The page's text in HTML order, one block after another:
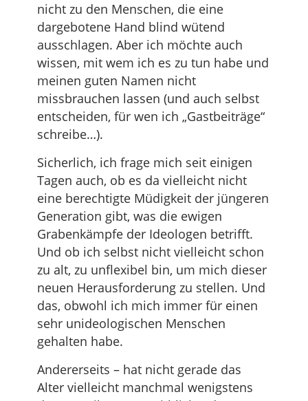
nicht zu den Menschen, die eine
dargebotene Hand blind wütend
ausschlagen. Aber ich möchte auch
wissen, mit wem ich es zu tun habe und
meinen guten Namen nicht
missbrauchen lassen (und auch selbst
entscheiden, für wen ich „Gastbeiträge“
schreibe…).
Sicherlich, ich frage mich seit einigen
Tagen auch, ob es da vielleicht nicht
eine berechtigte Müdigkeit der jüngeren
Generation gibt, was die ewigen
Grabenkämpfe der Ideologen betrifft.
Und ob ich selbst nicht vielleicht schon
zu alt, zu unflexibel bin, um mich dieser
neuen Herausforderung zu stellen. Und
das, obwohl ich mich immer für einen
sehr unideologischen Menschen
gehalten habe.
Andererseits – hat nicht gerade das
Alter vielleicht manchmal wenigstens